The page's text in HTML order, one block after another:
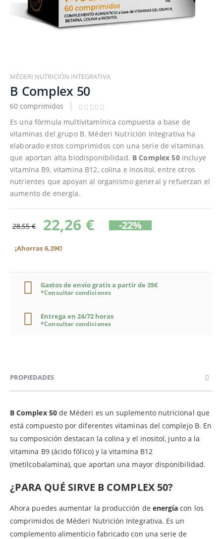
al
comienzo
de
la
galería
imágenes
MÉDERI NUTRICIÓN INTEGRATIVA
B Complex 50
60 comprimidos
Es una fórmula multivitamínica compuesta a base de
vitaminas del grupo B. Méderi Nutrición Integrativa ha
elaborado estos comprimidos con una serie de vitaminas
que aportan alta biodisponibilidad. B Complex 50incluye
vitamina B9, vitamina B12, colina e inositol, entre otros
nutrientes que apoyan al organismo general y refuerzan el
aumento de energía.
28,55 € 22,26 € -22%
¡Ahorras 6,29€!
Gastos de envío gratis a partir de 35€
*Consultar condiciones
Entrega en 24/72 horas
*Consultar condiciones
PROPIEDADES
B Complex 50de Méderi es un suplemento nutricional que
está compuesto por diferentes vitaminas del complejo B. En
su composición destacan la colina y el inositol, junto a la
vitamina B9 (ácido fólico) y la vitamina B12
(metilcobalamina), que aportan una mayor disponibilidad.
¿PARA QUÉ SIRVE B COMPLEX 50?
Ahora puedes aumentar la producción de energía con los
comprimidos de Méderi Nutrición Integrativa. Es un
complemento alimenticio fabricado con una serie de